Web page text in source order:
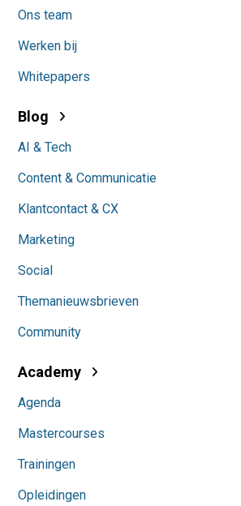
Ons team
Werken bij
Whitepapers
Blog
AI & Tech
Content & Communicatie
Klantcontact & CX
Marketing
Social
Themanieuwsbrieven
Community
Academy
Agenda
Mastercourses
Trainingen
Opleidingen